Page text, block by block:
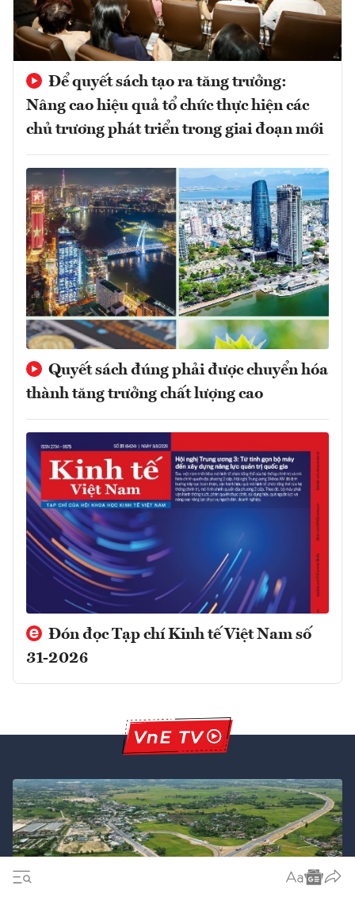
Để quyết sách tạo ra tăng trưởng:
Nâng cao hiệu quả tổ chức thực hiện các
chủ trương phát triển trong giai đoạn mới
Quyết sách đúng phải được chuyển hóa
thành tăng trưởng chất lượng cao
Đón đọc Tạp chí Kinh tế Việt Nam số
31-2026